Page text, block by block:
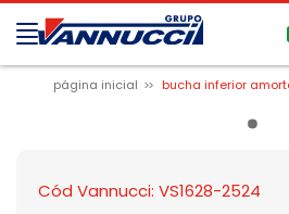
página inicial bucha inferior
Cód Vannucci: VS1628-2524